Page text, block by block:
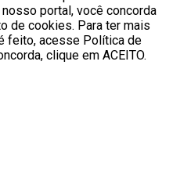
portal, você concorda
de cookies. Para ter mais
feito, acesse Política de
clique em ACEITO.